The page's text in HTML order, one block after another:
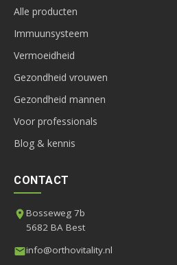
Alle producten
Immuunsysteem
Vermoeidheid
Gezondheid vrouwen
Gezondheid mannen
Voor professionals
Blog & kennis
CONTACT
Bosseweg 7b
5682 BA Best
info@orthovitality.nl